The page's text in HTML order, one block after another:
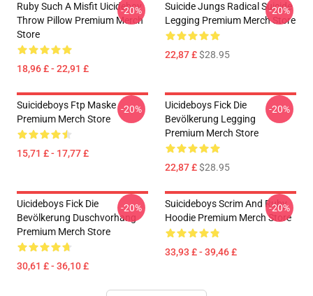
Ruby Such A Misfit Uicideboy
Throw Pillow Premium Merch
Store
18,96 £ - 22,91 £
-20%
Suicide Jungs Radical Suicide
Legging Premium Merch Store
22,87 £$28.95
-20%
Suicideboys Ftp Maske
Premium Merch Store
15,71 £ - 17,77 £
-20%
Uicideboys Fick Die
Bevölkerung Legging
Premium Merch Store
22,87 £$28.95
-20%
Uicideboys Fick Die
Bevölkerung Duschvorhang
Premium Merch Store
30,61 £ - 36,10 £
-20%
Suicideboys Scrim And Ruby
Hoodie Premium Merch Store
33,93 £ - 39,46 £
-20%